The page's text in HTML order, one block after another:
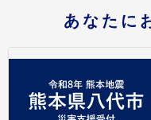
あなたに